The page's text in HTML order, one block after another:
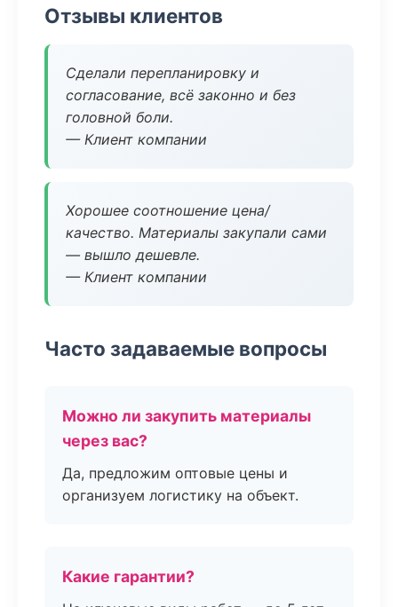
Отзывы клиентов
Сделали перепланировку и
согласование, всё законно и без
головной боли.
— Клиент компании
Хорошее соотношение цена/
качество. Материалы закупали сами
— вышло дешевле.
— Клиент компании
Часто задаваемые вопросы
Можно ли закупить материалы
через вас?
Да, предложим оптовые цены и
организуем логистику на объект.
Какие гарантии?